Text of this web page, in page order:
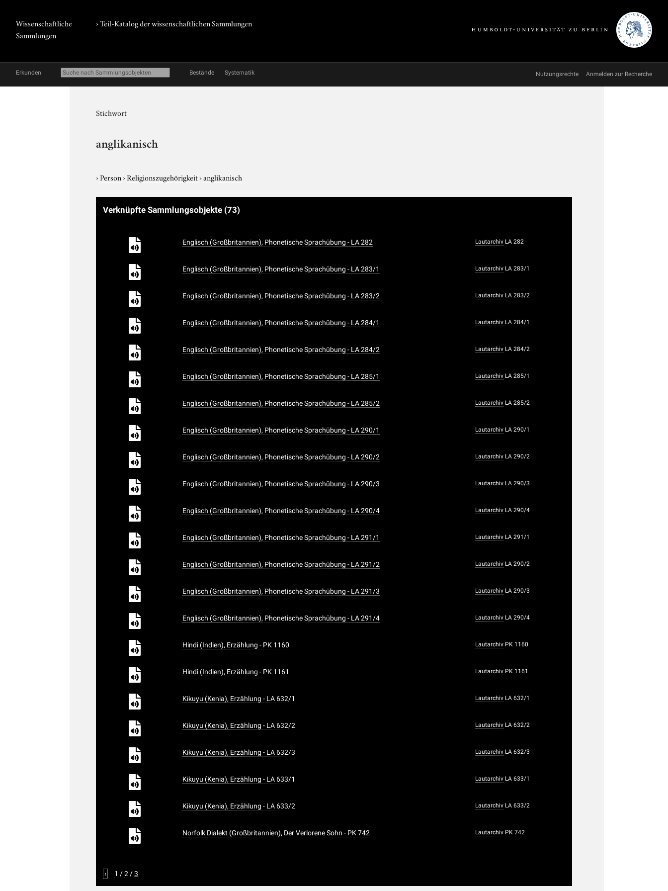
Wissenschaftliche
Sammlungen
› Teil-Katalog der wissenschaftlichen Sammlungen
Erkunden Bestände Systematik Nutzungsrechte Anmelden zur Recherche
Stichwort
anglikanisch
›Person›Religionszugehörigkeit›anglikanisch
Verknüpfte Sammlungsobjekte (73)
Englisch (Großbritannien), Phonetische Sprachübung - LA 282 Lautarchiv LA 282
Englisch (Großbritannien), Phonetische Sprachübung - LA 283/1 Lautarchiv LA 283/1
Englisch (Großbritannien), Phonetische Sprachübung - LA 283/2 Lautarchiv LA 283/2
Englisch (Großbritannien), Phonetische Sprachübung - LA 284/1 Lautarchiv LA 284/1
Englisch (Großbritannien), Phonetische Sprachübung - LA 284/2 Lautarchiv LA 284/2
Englisch (Großbritannien), Phonetische Sprachübung - LA 285/1 Lautarchiv LA 285/1
Englisch (Großbritannien), Phonetische Sprachübung - LA 285/2 Lautarchiv LA 285/2
Englisch (Großbritannien), Phonetische Sprachübung - LA 290/1 Lautarchiv LA 290/1
Englisch (Großbritannien), Phonetische Sprachübung - LA 290/2 Lautarchiv LA 290/2
Englisch (Großbritannien), Phonetische Sprachübung - LA 290/3 Lautarchiv LA 290/3
Englisch (Großbritannien), Phonetische Sprachübung - LA 290/4 Lautarchiv LA 290/4
Englisch (Großbritannien), Phonetische Sprachübung - LA 291/1 Lautarchiv LA 291/1
Englisch (Großbritannien), Phonetische Sprachübung - LA 291/2 Lautarchiv LA 290/2
Englisch (Großbritannien), Phonetische Sprachübung - LA 291/3 Lautarchiv LA 290/3
Englisch (Großbritannien), Phonetische Sprachübung - LA 291/4 Lautarchiv LA 290/4
Hindi (Indien), Erzählung - PK 1160 Lautarchiv PK 1160
Hindi (Indien), Erzählung - PK 1161 Lautarchiv PK 1161
Kikuyu (Kenia), Erzählung - LA 632/1 Lautarchiv LA 632/1
Kikuyu (Kenia), Erzählung - LA 632/2 Lautarchiv LA 632/2
Kikuyu (Kenia), Erzählung - LA 632/3 Lautarchiv LA 632/3
Kikuyu (Kenia), Erzählung - LA 633/1 Lautarchiv LA 633/1
Kikuyu (Kenia), Erzählung - LA 633/2 Lautarchiv LA 633/2
Norfolk Dialekt (Großbritannien), Der Verlorene Sohn - PK 742 Lautarchiv PK 742
‹ 1 /2 /3